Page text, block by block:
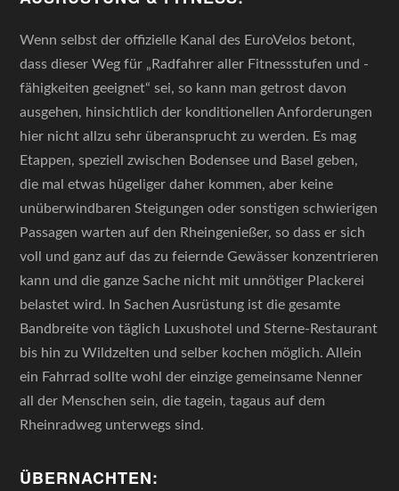
Wenn selbst der offizielle Kanal des EuroVelos betont,
dass dieser Weg für „Radfahrer aller Fitnessstufen und -
fähigkeiten geeignet“ sei, so kann man getrost davon
ausgehen, hinsichtlich der konditionellen Anforderungen
hier nicht allzu sehr überansprucht zu werden. Es mag
Etappen, speziell zwischen Bodensee und Basel geben,
die mal etwas hügeliger daher kommen, aber keine
unüberwindbaren Steigungen oder sonstigen schwierigen
Passagen warten auf den Rheingenießer, so dass er sich
voll und ganz auf das zu feiernde Gewässer konzentrieren
kann und die ganze Sache nicht mit unnötiger Plackerei
belastet wird. In Sachen Ausrüstung ist die gesamte
Bandbreite von täglich Luxushotel und Sterne-Restaurant
bis hin zu Wildzelten und selber kochen möglich. Allein
ein Fahrrad sollte wohl der einzige gemeinsame Nenner
all der Menschen sein, die tagein, tagaus auf dem
Rheinradweg unterwegs sind.
ÜBERNACHTEN: